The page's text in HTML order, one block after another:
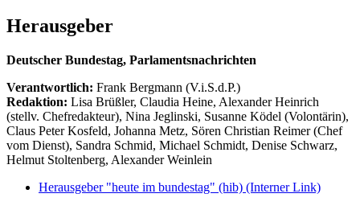
Herausgeber
Deutscher Bundestag, Parlamentsnachrichten
Verantwortlich: Frank Bergmann (V.i.S.d.P.)
Redaktion: Lisa Brüßler, Claudia Heine, Alexander Heinrich
(stellv. Chefredakteur), Nina Jeglinski, Susanne Ködel (Volontärin),
Claus Peter Kosfeld, Johanna Metz, Sören Christian Reimer (Chef
vom Dienst), Sandra Schmid, Michael Schmidt, Denise Schwarz,
Helmut Stoltenberg, Alexander Weinlein
Herausgeber "heute im bundestag" (hib) (Interner Link)